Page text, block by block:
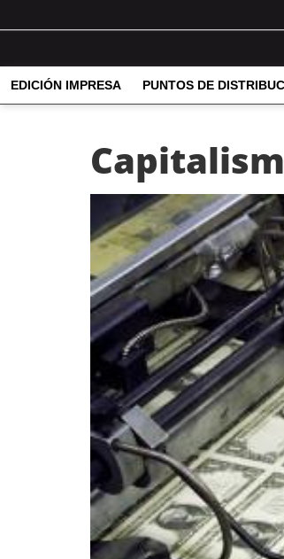
EDICIÓN IMPRESA PUNTOS DE